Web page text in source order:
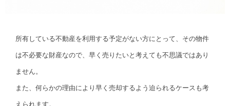
所有している不動産を利用する予定がない方にとって、その物件
は不必要な財産なので、早く売りたいと考えても不思議ではあり
ません。
また、何らかの理由により早く売却するよう迫られるケースも考
えられます。